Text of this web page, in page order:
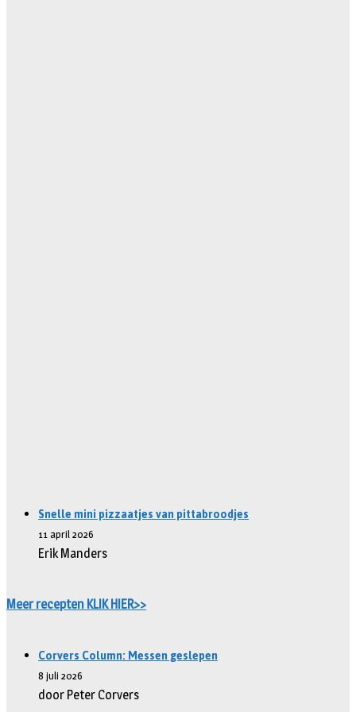
Snelle mini pizzaatjes van pittabroodjes
11 april 2026
Erik Manders
Meer recepten KLIK HIER>>
Corvers Column: Messen geslepen
8 juli 2026
door Peter Corvers